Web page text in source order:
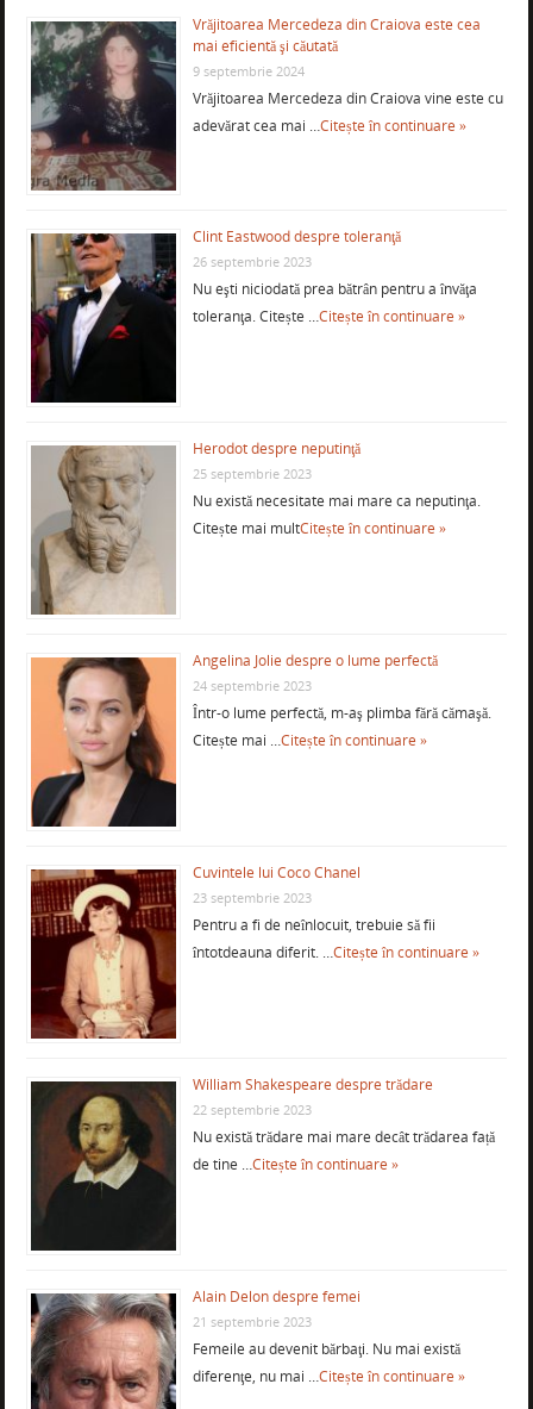
Vrăjitoarea Mercedeza din Craiova este cea
mai eficientă şi căutată
9 septembrie 2024
Vrăjitoarea Mercedeza din Craiova vine este cu
adevărat cea mai …Citește în continuare »
Clint Eastwood despre toleranţă
26 septembrie 2023
Nu eşti niciodată prea bătrân pentru a învăţa
toleranţa. Citește …Citește în continuare »
Herodot despre neputinţă
25 septembrie 2023
Nu există necesitate mai mare ca neputinţa.
Citește mai multCitește în continuare »
Angelina Jolie despre o lume perfectă
24 septembrie 2023
Într-o lume perfectă, m-aş plimba fără cămaşă.
Citește mai …Citește în continuare »
Cuvintele lui Coco Chanel
23 septembrie 2023
Pentru a fi de neînlocuit, trebuie să fii
întotdeauna diferit. …Citește în continuare »
William Shakespeare despre trădare
22 septembrie 2023
Nu există trădare mai mare decât trădarea față
de tine …Citește în continuare »
Alain Delon despre femei
21 septembrie 2023
Femeile au devenit bărbaţi. Nu mai există
diferenţe, nu mai …Citește în continuare »